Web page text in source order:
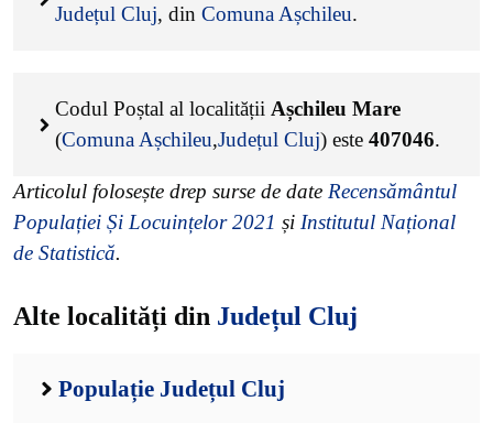
Județul Cluj, din Comuna Așchileu.
Codul Poștal al localității Așchileu Mare
(Comuna Așchileu,Județul Cluj) este 407046.
Articolul folosește drep surse de date Recensământul
Populației Și Locuințelor 2021 și Institutul Național
de Statistică.
Alte localități din Județul Cluj
Populație Județul Cluj